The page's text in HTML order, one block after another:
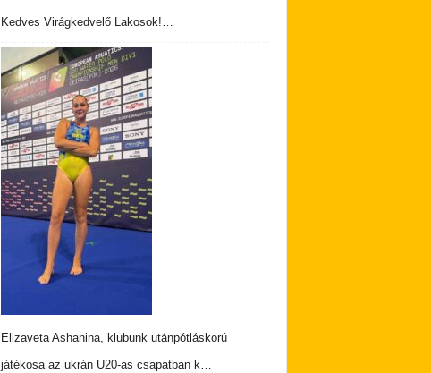
Kedves Virágkedvelő Lakosok!…
Elizaveta Ashanina, klubunk utánpótláskorú
játékosa az ukrán U20-as csapatban k…